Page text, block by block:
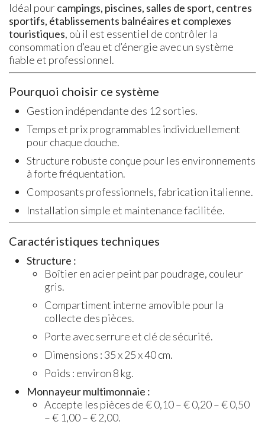
Idéal pourcampings, piscines, salles de sport, centres
sportifs, établissements balnéaires et complexes
touristiques, où il est essentiel de contrôler la
consommation d’eau et d’énergie avec un système
fiable et professionnel.
Pourquoi choisir ce système
Gestion indépendante des 12 sorties.
Temps et prix programmables individuellement
pour chaque douche.
Structure robuste conçue pour les environnements
à forte fréquentation.
Composants professionnels, fabrication italienne.
Installation simple et maintenance facilitée.
Caractéristiques techniques
Structure :
Boîtier en acier peint par poudrage, couleur
gris.
Compartiment interne amovible pour la
collecte des pièces.
Porte avec serrure et clé de sécurité.
Dimensions : 35 x 25 x 40 cm.
Poids : environ 8 kg.
Monnayeur multimonnaie :
Accepte les pièces de € 0,10 – € 0,20 – € 0,50
– € 1,00 – € 2,00.